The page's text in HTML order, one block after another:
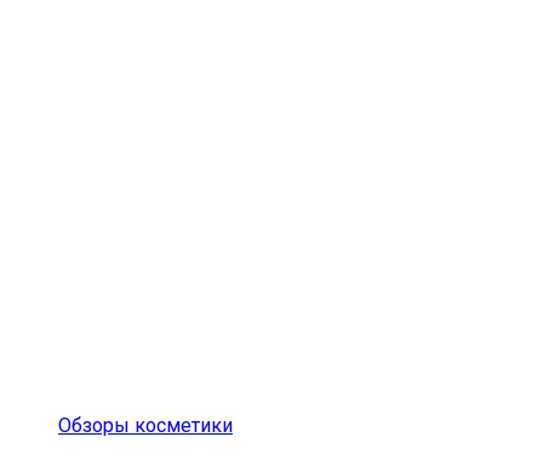
Обзоры косметики